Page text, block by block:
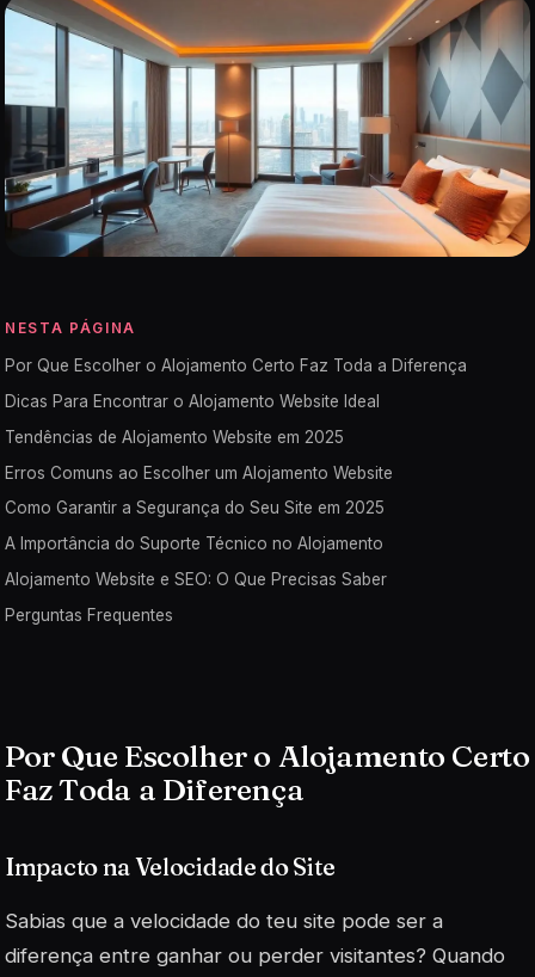
NESTA PÁGINA
Por Que Escolher o Alojamento Certo Faz Toda a Diferença
Dicas Para Encontrar o Alojamento Website Ideal
Tendências de Alojamento Website em 2025
Erros Comuns ao Escolher um Alojamento Website
Como Garantir a Segurança do Seu Site em 2025
A Importância do Suporte Técnico no Alojamento
Alojamento Website e SEO: O Que Precisas Saber
Perguntas Frequentes
Por Que Escolher o Alojamento Certo
Faz Toda a Diferença
Impacto na Velocidade do Site
Sabias que a velocidade do teu site pode ser a
diferença entre ganhar ou perder visitantes? Quando